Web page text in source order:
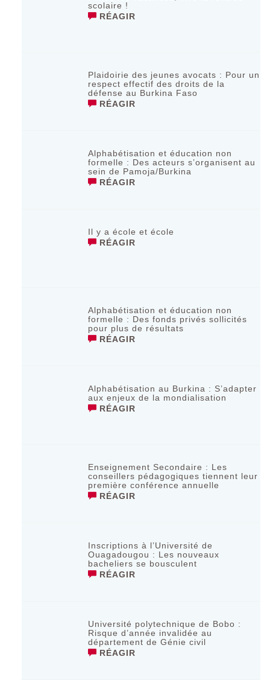
scolaire !
RÉAGIR
Plaidoirie des jeunes avocats : Pour un
respect effectif des droits de la
défense au Burkina Faso
RÉAGIR
Alphabétisation et éducation non
formelle : Des acteurs s’organisent au
sein de Pamoja/Burkina
RÉAGIR
Il y a école et école
RÉAGIR
Alphabétisation et éducation non
formelle : Des fonds privés sollicités
pour plus de résultats
RÉAGIR
Alphabétisation au Burkina : S’adapter
aux enjeux de la mondialisation
RÉAGIR
Enseignement Secondaire : Les
conseillers pédagogiques tiennent leur
première conférence annuelle
RÉAGIR
Inscriptions à l’Université de
Ouagadougou : Les nouveaux
bacheliers se bousculent
RÉAGIR
Université polytechnique de Bobo :
Risque d’année invalidée au
département de Génie civil
RÉAGIR